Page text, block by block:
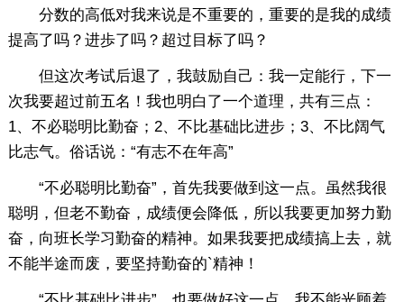
分数的高低对我来说是不重要的，重要的是我的成绩
提高了吗？进歩了吗？超过目标了吗？
但这次考试后退了，我鼓励自己：我一定能行，下一
次我要超过前五名！我也明白了一个道理，共有三点：
1、不必聪明比勤奋；2、不比基础比进步；3、不比阔气
比志气。俗话说：“有志不在年高”
“不必聪明比勤奋”，首先我要做到这一点。虽然我很
聪明，但老不勤奋，成绩便会降低，所以我要更加努力勤
奋，向班长学习勤奋的精神。如果我要把成绩搞上去，就
不能半途而废，要坚持勤奋的`精神！